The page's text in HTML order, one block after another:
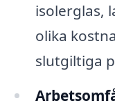
isolerglas,
olika
slutgiltiga